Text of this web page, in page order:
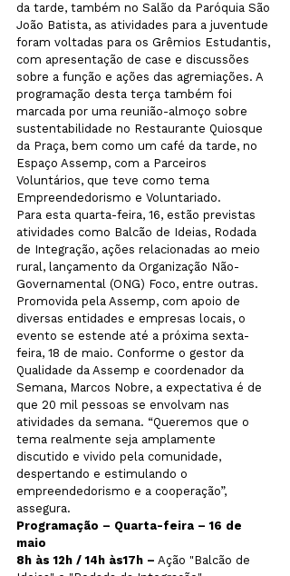
da tarde, também no Salão da Paróquia São
João Batista, as atividades para a juventude
foram voltadas para os Grêmios Estudantis,
com apresentação de case e discussões
sobre a função e ações das agremiações. A
programação desta terça também foi
marcada por uma reunião-almoço sobre
sustentabilidade no Restaurante Quiosque
da Praça, bem como um café da tarde, no
Espaço Assemp, com a Parceiros
Voluntários, que teve como tema
Empreendedorismo e Voluntariado.
Para esta quarta-feira, 16, estão previstas
atividades como Balcão de Ideias, Rodada
de Integração, ações relacionadas ao meio
rural, lançamento da Organização Não-
Governamental (ONG) Foco, entre outras.
Promovida pela Assemp, com apoio de
diversas entidades e empresas locais, o
evento se estende até a próxima sexta-
feira, 18 de maio. Conforme o gestor da
Qualidade da Assemp e coordenador da
Semana, Marcos Nobre, a expectativa é de
que 20 mil pessoas se envolvam nas
atividades da semana. “Queremos que o
tema realmente seja amplamente
discutido e vivido pela comunidade,
despertando e estimulando o
empreendedorismo e a cooperação”,
assegura.
Programação – Quarta-feira – 16 de
maio
8h às 12h / 14h às17h – Ação "Balcão de